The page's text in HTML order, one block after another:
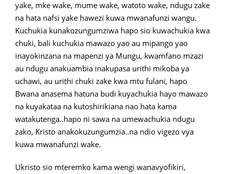
yake, mke wake, mume wake, watoto wake, ndugu zake
na hata nafsi yake hawezi kuwa mwanafunzi wangu.
Kuchukia kunakozungumziwa hapo sio kuwachukia kwa
chuki, bali kuchukia mawazo yao au mipango yao
inayokinzana na mapenzi ya Mungu, kwamfano mzazi
au ndugu anakuambia inakupasa urithi mikoba ya
uchawi, au urithi chuki zake kwa mtu fulani, hapo
Bwana anasema hatuna budi kuyachukia hayo mawazo
na kuyakataa na kutoshirikiana nao hata kama
watakutenga..hapo ni sawa na umewachukia ndugu
zako, Kristo anakokuzungumzia..na ndio vigezo vya
kuwa mwanafunzi wake.
Ukristo sio mteremko kama wengi wanavyofikiri,